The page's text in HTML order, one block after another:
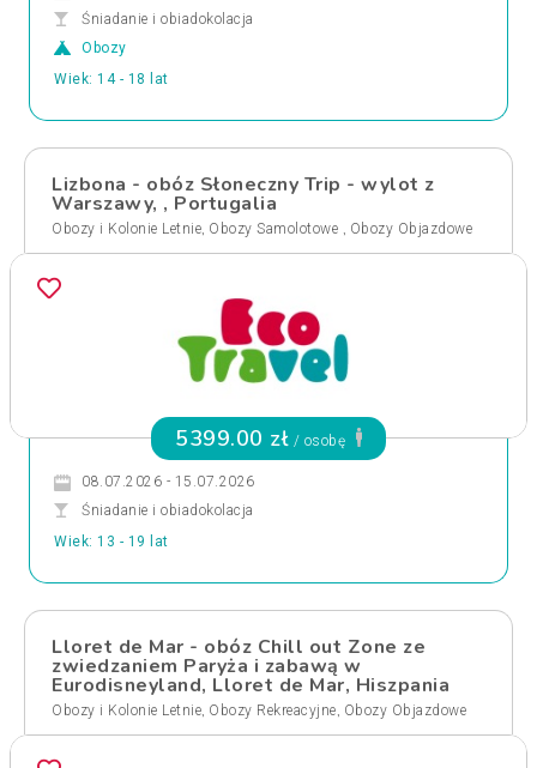
Śniadanie i obiadokolacja
Obozy
Wiek: 14 - 18 lat
Lizbona - obóz Słoneczny Trip - wylot z
Warszawy, , Portugalia
Obozy i Kolonie Letnie, Obozy Samolotowe , Obozy Objazdowe
5399.00 zł / osobę
08.07.2026 - 15.07.2026
Śniadanie i obiadokolacja
Wiek: 13 - 19 lat
Lloret de Mar - obóz Chill out Zone ze
zwiedzaniem Paryża i zabawą w
Eurodisneyland, Lloret de Mar, Hiszpania
Obozy i Kolonie Letnie, Obozy Rekreacyjne, Obozy Objazdowe